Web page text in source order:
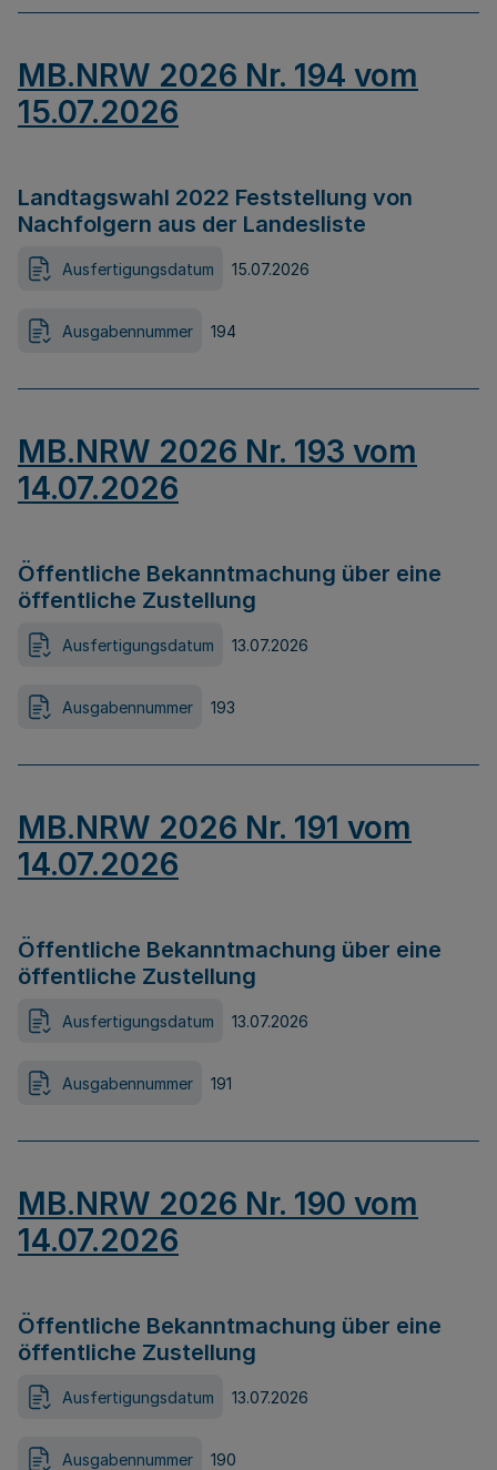
MB.NRW 2026 Nr. 194 vom
15.07.2026
Landtagswahl 2022 Feststellung von
Nachfolgern aus der Landesliste
Ausfertigungsdatum 15.07.2026
Ausgabennummer 194
MB.NRW 2026 Nr. 193 vom
14.07.2026
Öffentliche Bekanntmachung über eine
öffentliche Zustellung
Ausfertigungsdatum 13.07.2026
Ausgabennummer 193
MB.NRW 2026 Nr. 191 vom
14.07.2026
Öffentliche Bekanntmachung über eine
öffentliche Zustellung
Ausfertigungsdatum 13.07.2026
Ausgabennummer 191
MB.NRW 2026 Nr. 190 vom
14.07.2026
Öffentliche Bekanntmachung über eine
öffentliche Zustellung
Ausfertigungsdatum 13.07.2026
Ausgabennummer 190